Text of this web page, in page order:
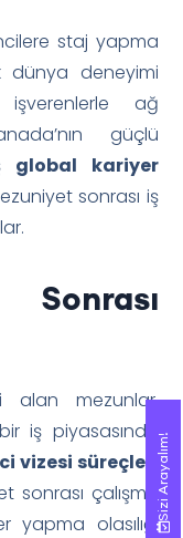
staj yapma
dünya deneyimi
ağ
güçlü
global kariyer
sonrası iş
alan mezunlar,
iş piyasasında
vizesi süreçleri
sonrası çalışma
olasılığı
Sizi Arayalım!
Sizi Arayalım!